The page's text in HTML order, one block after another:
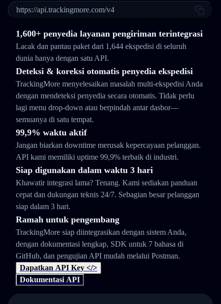
https://api.trackingmore.com/v4
1,600+ penyedia layanan pengiriman terintegrasi
Lacak dan pantau paket dari 1,644 ekspedisi di seluruh
dunia hanya dengan satu API.
Deteksi & koreksi otomatis penyedia ekspedisi
TrackingMore menyelesaikan masalah multi-ekspedisi Anda
dengan mendeteksi penyedia secara otomatis. Tidak perlu
lagi menu drop-down atau berpindah antar dasbor—
semuanya di satu tempat.
99,9% waktu aktif
Jangan biarkan downtime merusak kepercayaan pelanggan.
API kami memiliki uptime 99,9% terbaik di industri.
Siap digunakan dalam waktu 3 hari
Khawatir integrasi lama? Tenang. Kami sediakan panduan
cepat dan dukungan teknis 24/7. Sebagian besar pelanggan
siap dalam 3 hari.
Ramah untuk pengembang
TrackingMore siap diintegrasikan dengan sistem Anda,
dengan dokumentasi lengkap, SDK untuk 7 bahasa di
GitHub, dan pengujian API mudah melalui Postman.
Dapatkan API Key </>
Dokumentasi API